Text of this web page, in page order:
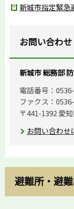
新城市指定緊急
お問い合わせ
新城市 総務部
電話番号：
ファクス：
〒441-1392 愛
お問い合わせ
避難所・避